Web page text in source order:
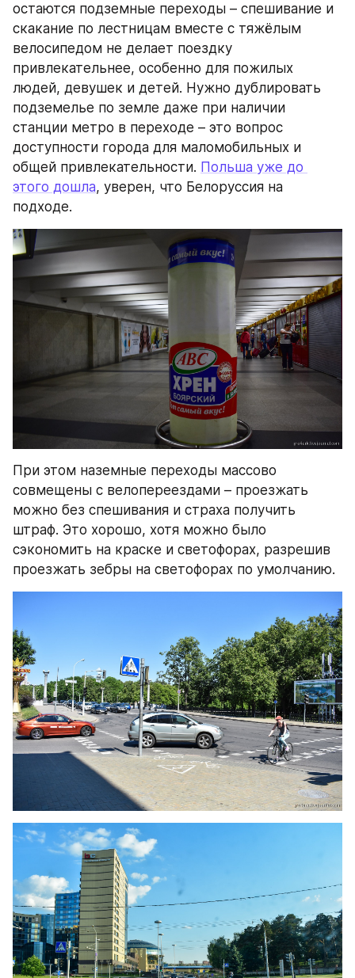
остаются подземные переходы – спешивание и
скакание по лестницам вместе с тяжёлым
велосипедом не делает поездку
привлекательнее, особенно для пожилых
людей, девушек и детей. Нужно дублировать
подземелье по земле даже при наличии
станции метро в переходе – это вопрос
доступности города для маломобильных и
общей привлекательности. Польша уже до
этого дошла, уверен, что Белоруссия на
подходе.
При этом наземные переходы массово
совмещены с велопереездами – проезжать
можно без спешивания и страха получить
штраф. Это хорошо, хотя можно было
сэкономить на краске и светофорах, разрешив
проезжать зебры на светофорах по умолчанию.